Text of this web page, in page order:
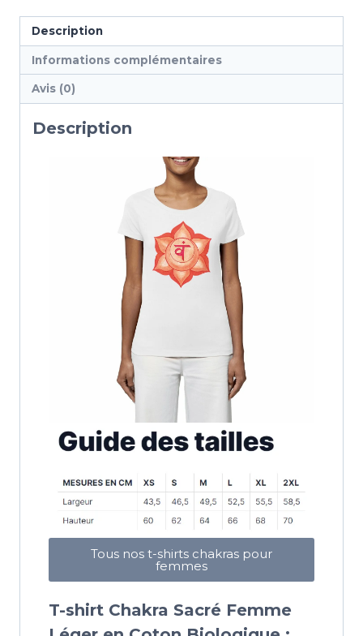
Description
Informations complémentaires
Avis (0)
Description
Tous nos t-shirts chakras pour
femmes
T-shirt Chakra Sacré Femme